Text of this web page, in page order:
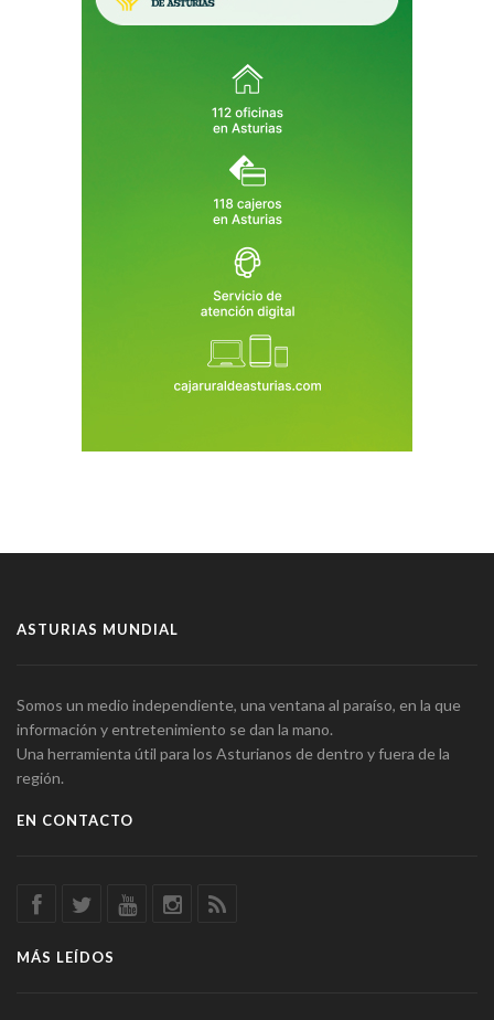
ASTURIAS MUNDIAL
Somos un medio independiente, una ventana al paraíso, en la que
información y entretenimiento se dan la mano.
Una herramienta útil para los Asturianos de dentro y fuera de la
región.
EN CONTACTO
MÁS LEÍDOS